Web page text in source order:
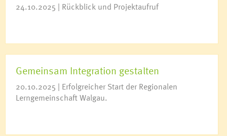
24.10.2025 | Rückblick und Projektaufruf
Gemeinsam Integration gestalten
20.10.2025 | Erfolgreicher Start der Regionalen
Lerngemeinschaft Walgau.